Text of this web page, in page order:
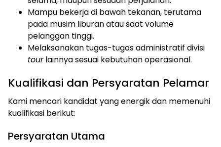
Mampu bekerja di bawah tekanan, terutama
pada musim liburan atau saat volume
pelanggan tinggi.
Melaksanakan tugas-tugas administratif divisi
tourlainnya sesuai kebutuhan operasional.
Kualifikasi dan Persyaratan Pelamar
Kami mencari kandidat yang energik dan memenuhi
kualifikasi berikut:
Persyaratan Utama